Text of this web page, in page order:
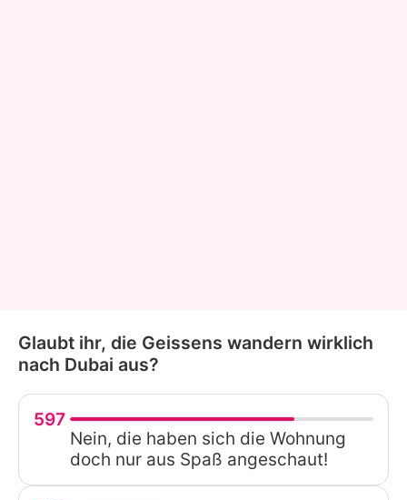
Glaubt ihr, die Geissens wandern wirklich
nach Dubai aus?
597
Nein, die haben sich die Wohnung
doch nur aus Spaß angeschaut!